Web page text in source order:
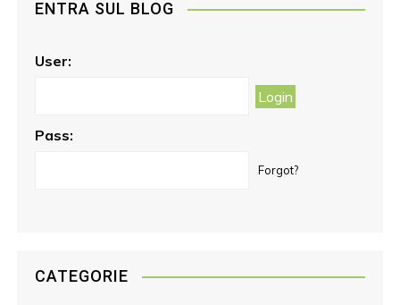
b
o
a
e
ENTRA SUL BLOG
User:
Pass:
Forgot?
CATEGORIE